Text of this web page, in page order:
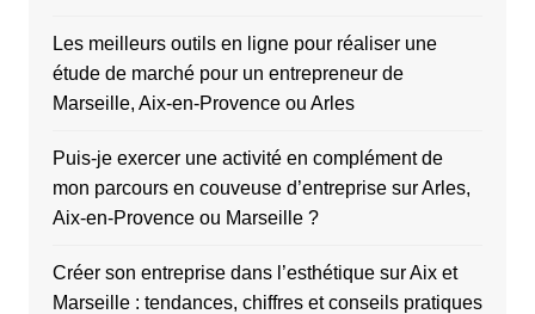
Les meilleurs outils en ligne pour réaliser une
étude de marché pour un entrepreneur de
Marseille, Aix-en-Provence ou Arles
Puis-je exercer une activité en complément de
mon parcours en couveuse d’entreprise sur Arles,
Aix-en-Provence ou Marseille ?
Créer son entreprise dans l’esthétique sur Aix et
Marseille : tendances, chiffres et conseils pratiques